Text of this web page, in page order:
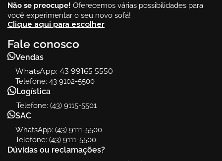
Não se preocupe! Oferecemos várias possibilidades para
você experimentar o seu novo sofá!
Clique aqui para escolher
Fale conosco
Vendas
WhatsApp: 43 99165 5550
Telefone: 43 9102-5500
Logística
Telefone: (43) 9115-5501
SAC
WhatsApp: (43) 9111-5500
Telefone: (43) 9111-5500
Dúvidas ou reclamações?